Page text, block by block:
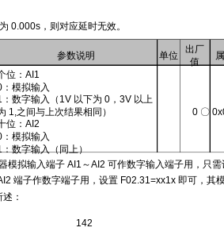
0.000s，则对应延时无效。
参数说明
位：AI1
：模拟输入
：数字输入（1V 以下为 0，3V 以上
1,之间与上次结果相同）
位：AI2
：模拟输入
：数字输入（同上）
出厂
单位
值
0 〇
模拟输入端子 AI1～AI2 可作数字输入端子用，只
端子作数字端子用，设置 F02.31=xx1x 即可，其
：
142